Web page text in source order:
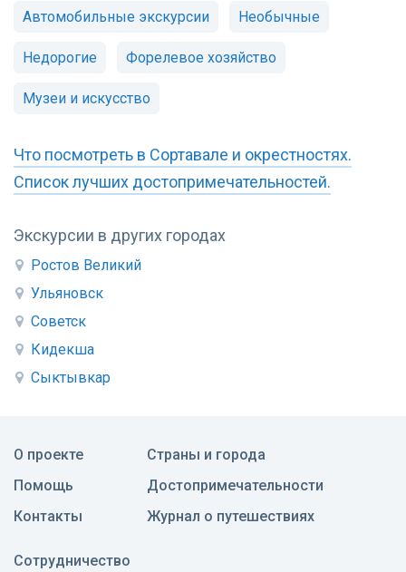
Экскурсии в других городах
Ростов Великий
Ульяновск
Советск
Кидекша
Сыктывкар
Автомобильные экскурсии Необычные
Недорогие Форелевое хозяйство
Музеи и искусство
Что посмотреть в Сортавале и окрестностях.
Список лучших достопримечательностей.
О проекте
Помощь
Контакты
Страны и города
Достопримечательности
Журнал о путешествиях
Сотрудничество